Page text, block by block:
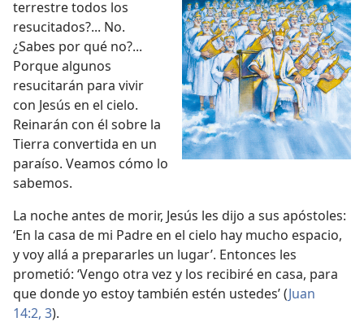
terrestre todos los
resucitados?... No.
¿Sabes por qué no?...
Porque algunos
resucitarán para vivir
con Jesús en el cielo.
Reinarán con él sobre la
Tierra convertida en un
paraíso. Veamos cómo lo
sabemos.
La noche antes de morir, Jesús les dijo a sus apóstoles:
‘En la casa de mi Padre en el cielo hay mucho espacio,
y voy allá a prepararles un lugar’. Entonces les
prometió: ‘Vengo otra vez y los recibiré en casa, para
que donde yo estoy también estén ustedes’ (Juan
14:2, 3).